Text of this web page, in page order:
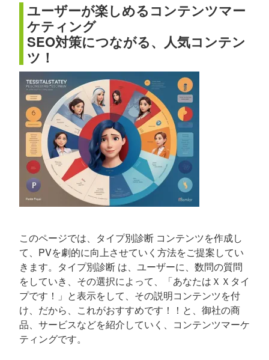
ユーザーが楽しめるコンテンツマー
ケティング
SEO対策につながる、人気コンテン
ツ！
このページでは、タイプ別診断 コンテンツを作成し
て、PVを劇的に向上させていく方法をご提案してい
きます。タイプ別診断 は、ユーザーに、数問の質問
をしていき、その選択によって、「あなたはＸＸタイ
プです！」と表示をして、その説明コンテンツを付
け、だから、これがおすすめです！！と、御社の商
品、サービスなどを紹介していく、コンテンツマーケ
ティングです。